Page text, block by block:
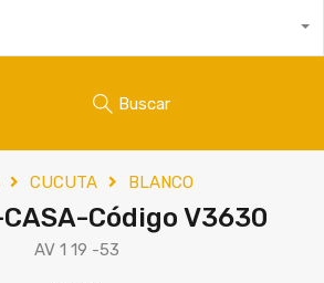
Buscar
CUCUTA BLANCO
CASA-Código V3630
AV 1 19 -53